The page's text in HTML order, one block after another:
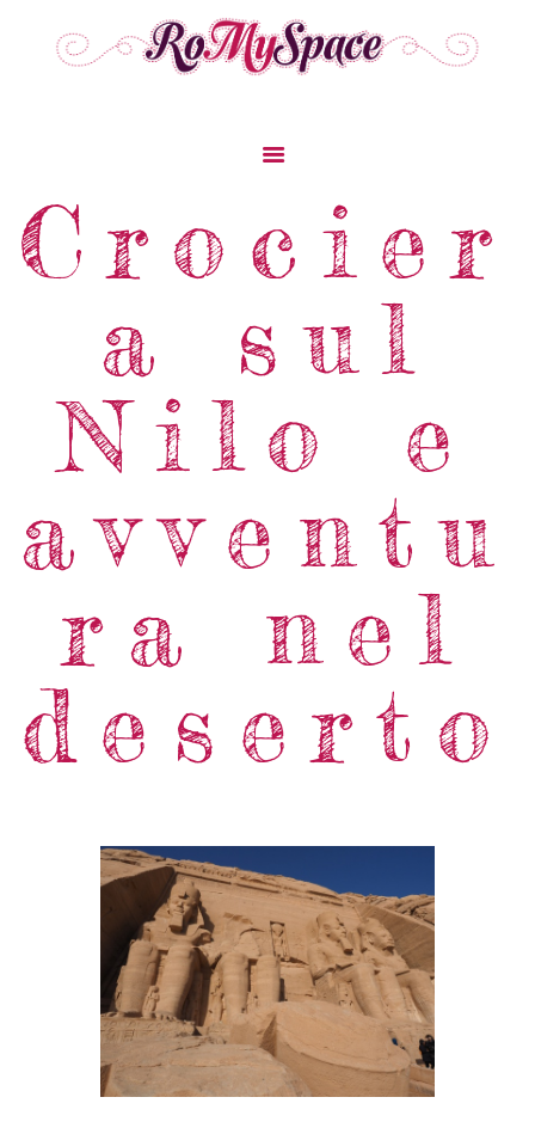
Crocier
a sul
Nilo e
avventu
ra nel
deserto
Home
Storie Di Viaggio
Viaggia Con Noi
News & Tips
Chi Siamo
Contatti